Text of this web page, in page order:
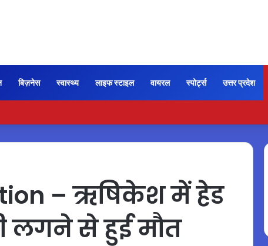
बिज़नेस स्वास्थ्य लाइफ स्टाइल वायरल स्पोर्ट्स उत्तर प्रदेश
भी कायम रही ‘जन नायकन’ की रफ्तार, 185 करोड़ के पार पहुंची कमाई…
– ऋषिकेश में हेड
लगने से हुई मौत